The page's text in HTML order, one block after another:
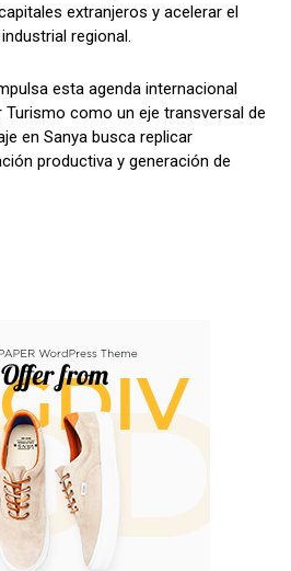
extranjeros y acelerar el
regional.
esta agenda internacional
como un eje transversal de
en Sanya busca replicar
productiva y generación de